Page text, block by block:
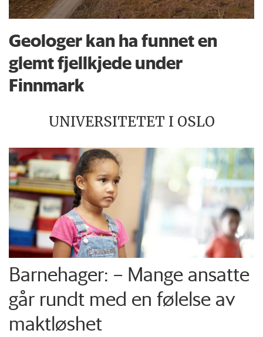
Geologer kan ha funnet en
glemt fjellkjede under
Finnmark
UNIVERSITETET I OSLO
Barnehager: – Mange ansatte
går rundt med en følelse av
maktløshet